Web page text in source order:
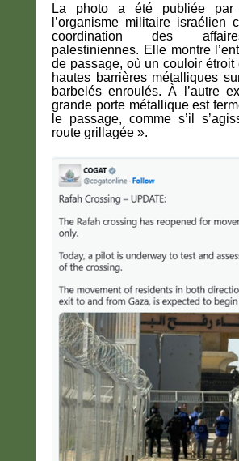
La photo a été publiée par
l’organisme militaire israélien
coordination des
palestiniennes. Elle montre
de passage, où un couloir étroit
hautes barrières métalliques
barbelés enroulés. À l’autre
grande porte métallique est
le passage, comme s’il
route grillagée ».